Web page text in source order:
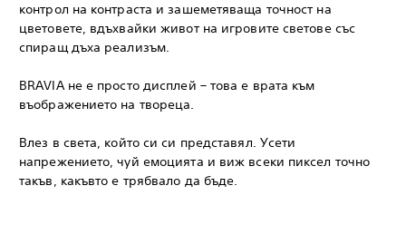
контрол на контраста и зашеметяваща точност на
цветовете, вдъхвайки живот на игровите светове със
спиращ дъха реализъм.
BRAVIA не е просто дисплей – това е врата към
въображението на твореца.
Влез в света, който си си представял. Усети
напрежението, чуй емоцията и виж всеки пиксел точно
такъв, какъвто е трябвало да бъде.